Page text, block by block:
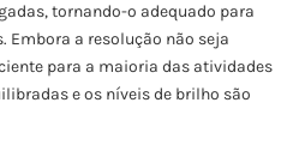
tornando-o adequado para
Embora a resolução não seja
para a maioria das atividades
e os níveis de brilho são